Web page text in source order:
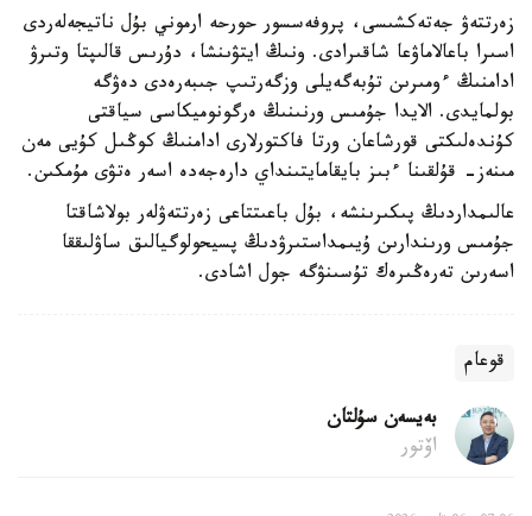
زەرتتەۋ جەتەكشىسى، پروفەسسور حورحە ارموني بۇل ناتيجەلەردى
اسىرا باعالاماۋعا شاقىرادى. ونىڭ ايتۋىنشا، دۇرىس قالىپتا وتىرۋ
ادامنىڭ ءومىرىن تۇبەگەيلى وزگەرتىپ جىبەرەدى دەۋگە
بولمايدى. الايدا جۇمىس ورنىنىڭ ەرگونوميكاسى سياقتى
كۇندەلىكتى قورشاعان ورتا فاكتورلارى ادامنىڭ كوڭىل كۇيى مەن
مىنەز- قۇلقىنا ءبىز بايقامايتىنداي دارەجەدە اسەر ەتۋى مۇمكىن.
عالىمداردىڭ پىكىرىنشە، بۇل باعىتتاعى زەرتتەۋلەر بولاشاقتا
جۇمىس ورىندارىن ۇيىمداستىرۋدىڭ پسيحولوگيالىق ساۋلىققا
اسەرىن تەرەڭىرەك تۇسىنۋگە جول اشادى.
قوعام
بەيسەن سۇلتان
اۆتور